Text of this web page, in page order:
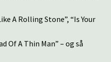
A Rolling Stone”, “Is Your
Of A Thin Man” – og så